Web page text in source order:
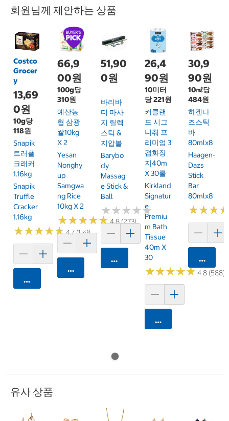
회원님께 제안하는 상품
Costco
Grocer
y
13,69
0원
10g당
118원
Snapik
트러플
크래커
1.16kg
Snapik
Truffle
Cracker
1.16kg
★★★★★
★★★★★4.7 (159)
카트에 담기
66,9
00원
100g당
310원
예산농
협 삼광
쌀10kg
X 2
Yesan
Nonghy
Up
Samgwa
Ng Rice
10kg X 2
★★★★★
★★★★★4.8 (273)
카트에 담기
51,90
0원
바리바
디 마사
지 릴렉
스틱 &
지압볼
Barybo
Dy
Massag
E Stick &
Ball
★★★★★
★★★★★
카트에 담기
26,4
90원
10미터
당 221원
커클랜
드 시그
니춰 프
리미엄 3
겹화장
지40m
X 30롤
Kirkland
Signatur
E
Premiu
M Bath
Tissue
40m X
30
★★★★★
★★★★★4.8 (588)
카트에 담기
30,9
90원
10㎖당
484원
하겐다
즈스틱
바
80mlx8
Haagen-
Dazs
Stick
Bar
80mlx8
★★★
★★★
카트에
유사 상품